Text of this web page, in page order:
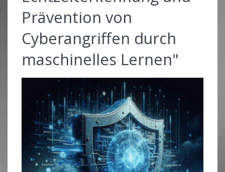
Prävention von
Cyberangriffen durch
maschinelles Lernen"